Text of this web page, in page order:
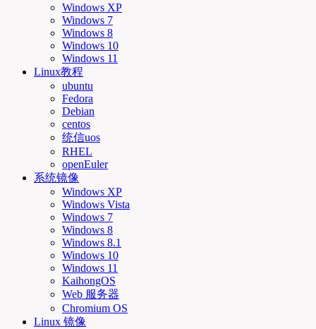
Windows XP
Windows 7
Windows 8
Windows 10
Windows 11
Linux教程
ubuntu
Fedora
Debian
centos
统信uos
RHEL
openEuler
系统镜像
Windows XP
Windows Vista
Windows 7
Windows 8
Windows 8.1
Windows 10
Windows 11
KaihongOS
Web 服务器
Chromium OS
Linux 镜像